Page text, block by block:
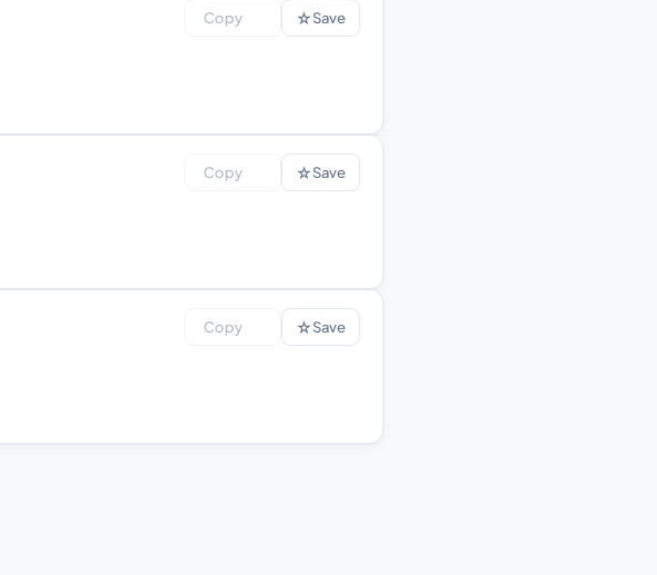
Copy ☆Save
Copy ☆Save
Copy ☆Save